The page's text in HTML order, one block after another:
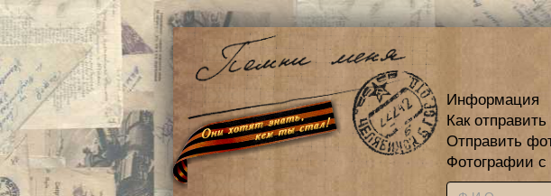
Информация
Как
Отправить
Фотографии с